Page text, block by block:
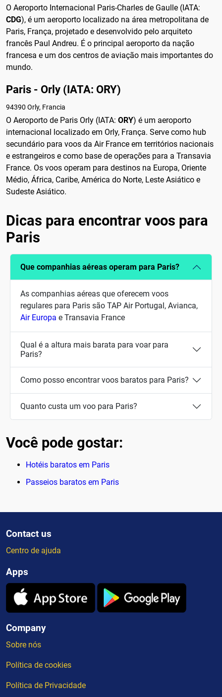
O Aeroporto Internacional Paris-Charles de Gaulle (IATA:
CDG), é um aeroporto localizado na área metropolitana de
Paris, França, projetado e desenvolvido pelo arquiteto
francês Paul Andreu. É o principal aeroporto da nação
francesa e um dos centros de aviação mais importantes do
mundo.
Paris - Orly (IATA: ORY)
94390 Orly, Francia
O Aeroporto de Paris Orly (IATA: ORY) é um aeroporto
internacional localizado em Orly, França. Serve como hub
secundário para voos da Air France em territórios nacionais
e estrangeiros e como base de operações para a Transavia
France. Os voos operam para destinos na Europa, Oriente
Médio, África, Caribe, América do Norte, Leste Asiático e
Sudeste Asiático.
Dicas para encontrar voos para
Paris
Que companhias aéreas operam para Paris?
As companhias aéreas que oferecem voos
regulares para Paris são TAP Air Portugal, Avianca,
Air Europa e Transavia France
Qual é a altura mais barata para voar para
Paris?
Como posso encontrar voos baratos para Paris?
Quanto custa um voo para Paris?
Você pode gostar:
Hotéis baratos em Paris
Passeios baratos em Paris
Contact us
Centro de ajuda
Apps
Company
Sobre nós
Política de cookies
Política de Privacidade